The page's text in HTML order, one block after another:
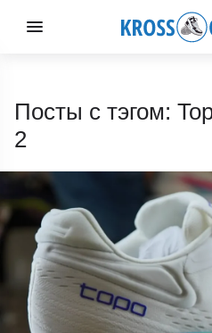
Посты с тэгом:
2